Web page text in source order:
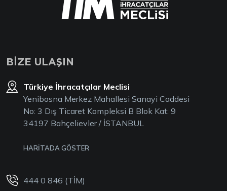
BİZE ULAŞIN
Türkiye İhracatçılar Meclisi
Yenibosna Merkez Mahallesi Sanayi Caddesi
No: 3 Dış Ticaret Kompleksi B Blok Kat: 9
34197 Bahçelievler / İSTANBUL
HARİTADA GÖSTER
444 0 846 (TİM)